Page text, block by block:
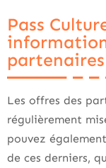
Pass
Les offres des
régulièrement
pouvez
de ces derniers,